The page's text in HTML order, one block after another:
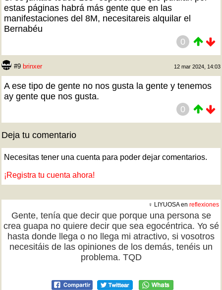
estas páginas habrá más gente que en las
manifestaciones del 8M, necesitareis alquilar el
Bernabéu
0
#9 brinxer 12 mar 2024, 14:03
A ese tipo de gente no nos gusta la gente y tenemos
ay gente que nos gusta.
0
Deja tu comentario
Necesitas tener una cuenta para poder dejar comentarios.
¡Registra tu cuenta ahora!
♀ LIYUOSA en reflexiones
Gente, tenía que decir que porque una persona se
crea guapa no quiere decir que sea egocéntrica. Yo sé
hasta donde llega o no llega mi atractivo, si vosotros
necesitáis de las opiniones de los demás, tenéis un
problema. TQD